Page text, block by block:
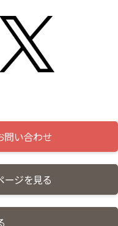
問い合わせ
ージを見る